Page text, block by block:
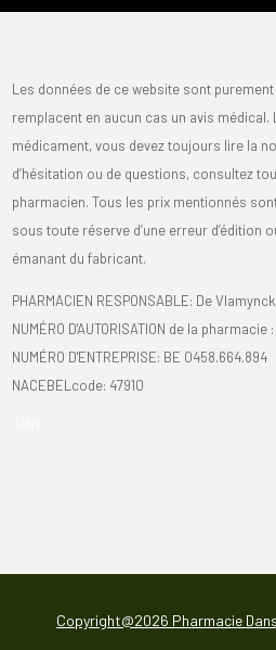
Les données de ce website sont
remplacent en aucun cas un avis médical.
médicament, vous devez toujours lire la
d’hésitation ou de questions, consultez
pharmacien. Tous les prix mentionnés
sous toute réserve d’une erreur d’édition
émanant du fabricant.
PHARMACIEN RESPONSABLE: De
NUMÉRO D'AUTORISATION de la pharmacie :
NUMÉRO D'ENTREPRISE: BE 0458.664.894
NACEBELcode: 47910
Copyright@2026 Pharmacie